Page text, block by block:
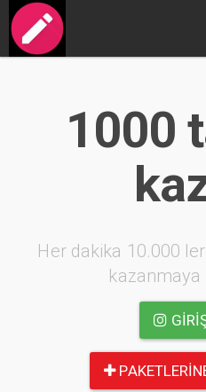
1000
Her dakika 10.000
kazanmaya